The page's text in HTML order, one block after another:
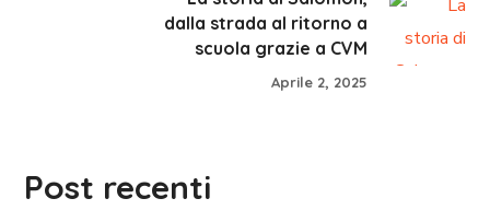
dalla strada al ritorno a
scuola grazie a CVM
Aprile 2, 2025
Post recenti